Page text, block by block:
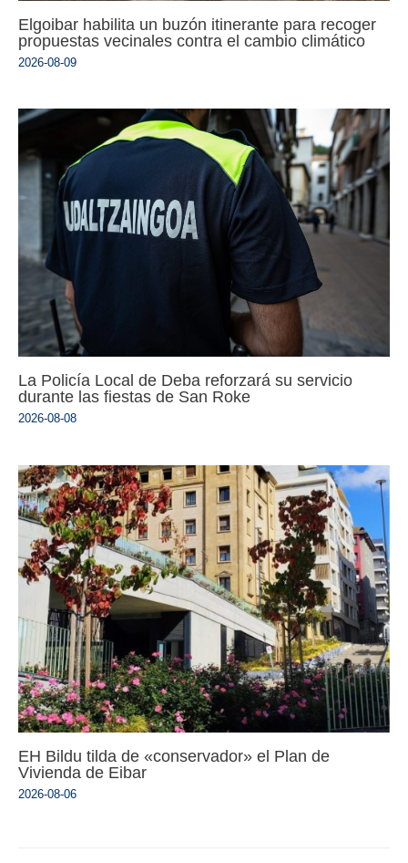
Elgoibar habilita un buzón itinerante para recoger
propuestas vecinales contra el cambio climático
2026-08-09
La Policía Local de Deba reforzará su servicio
durante las fiestas de San Roke
2026-08-08
EH Bildu tilda de «conservador» el Plan de
Vivienda de Eibar
2026-08-06